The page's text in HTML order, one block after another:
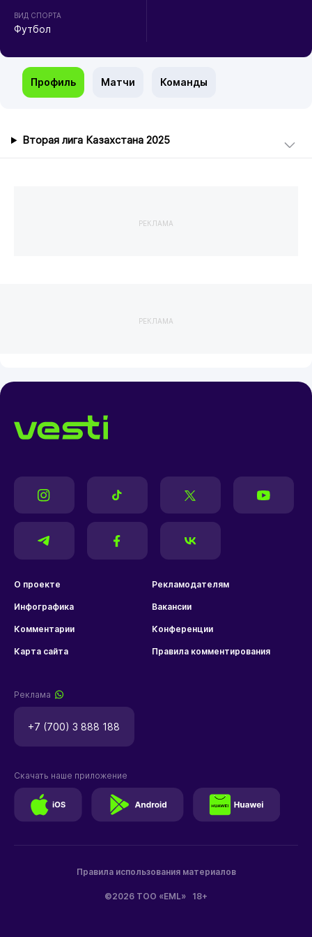
ВИД СПОРТА
Футбол
Профиль Матчи Команды
Вторая лига Казахстана 2025
РЕКЛАМА
РЕКЛАМА
О проекте Рекламодателям
Инфографика Вакансии
Комментарии Конференции
Карта сайта Правила комментирования
Реклама
+7 (700) 3 888 188
©2026 ТОО «EML» 18+
Правила использования материалов
Скачать наше приложение